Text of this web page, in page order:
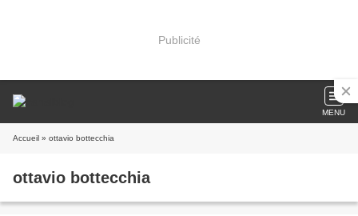
Publicité
MENU
Accueil » ottavio bottecchia
ottavio bottecchia